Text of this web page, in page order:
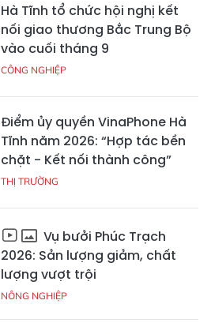
Hà Tĩnh tổ chức hội nghị kết
nối giao thương Bắc Trung Bộ
vào cuối tháng 9
CÔNG NGHIỆP
Điểm ủy quyền VinaPhone Hà
Tĩnh năm 2026: “Hợp tác bền
chặt - Kết nối thành công”
THỊ TRƯỜNG
Vụ bưởi Phúc Trạch
2026: Sản lượng giảm, chất
lượng vượt trội
NÔNG NGHIỆP